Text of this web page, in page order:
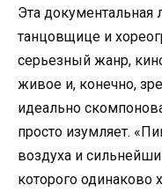
Эта документальная
танцовщице и
серьезный жанр,
живое и, конечно,
идеально
просто изумляет.
воздуха и
которого одинаково